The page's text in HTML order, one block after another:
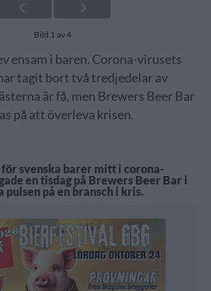
Bild 1 av 4
ensam i baren. Corona-virusets
tagit bort två tredjedelar av
är få, men Brewers Beer Bar
på att överleva krisen.
svenska barer mitt i corona-
en tisdag på Brewers Beer Bar i
på en bransch i kris.